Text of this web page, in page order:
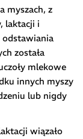
myszach, z
laktacji i
odstawiania
została
mlekowe
innych myszy
lub nigdy
wiązało